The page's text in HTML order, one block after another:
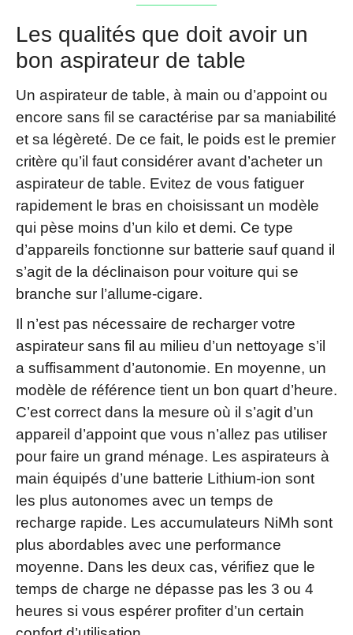
Les qualités que doit avoir un
bon aspirateur de table
Un aspirateur de table, à main ou d’appoint ou
encore sans fil se caractérise par sa maniabilité
et sa légèreté. De ce fait, le poids est le premier
critère qu’il faut considérer avant d’acheter un
aspirateur de table. Evitez de vous fatiguer
rapidement le bras en choisissant un modèle
qui pèse moins d’un kilo et demi. Ce type
d’appareils fonctionne sur batterie sauf quand il
s’agit de la déclinaison pour voiture qui se
branche sur l’allume-cigare.
Il n’est pas nécessaire de recharger votre
aspirateur sans fil au milieu d’un nettoyage s’il
a suffisamment d’autonomie. En moyenne, un
modèle de référence tient un bon quart d’heure.
C’est correct dans la mesure où il s’agit d’un
appareil d’appoint que vous n’allez pas utiliser
pour faire un grand ménage. Les aspirateurs à
main équipés d’une batterie Lithium-ion sont
les plus autonomes avec un temps de
recharge rapide. Les accumulateurs NiMh sont
plus abordables avec une performance
moyenne. Dans les deux cas, vérifiez que le
temps de charge ne dépasse pas les 3 ou 4
heures si vous espérer profiter d’un certain